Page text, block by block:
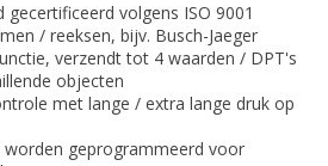
volgens ISO 9001
/ reeksen, bijv. Busch-Jaeger
verzendt tot 4 waarden / DPT's
objecten
met lange / extra lange druk op
worden geprogrammeerd voor